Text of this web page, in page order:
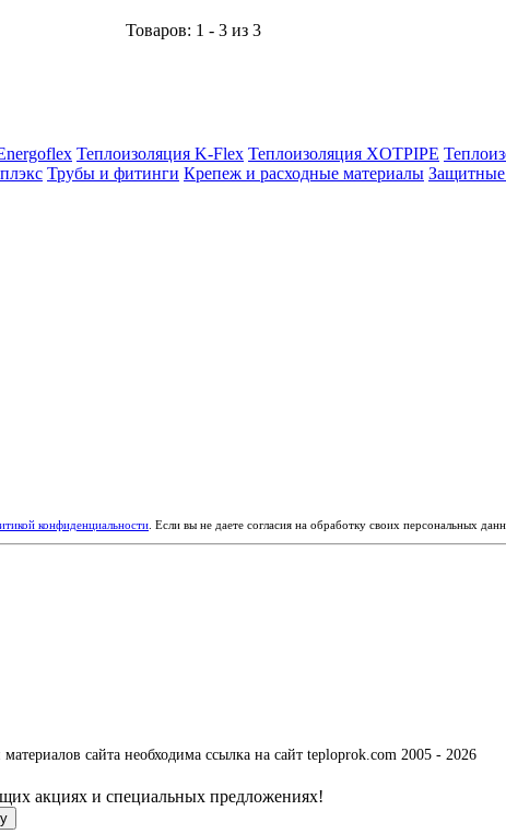
Товаров: 1 - 3 из 3
Теплоизоляция K-Flex Теплоизоляция XOTPIPE
Трубы и фитинги Крепеж и расходные материалы
конфиденциальности . Если вы не даете согласия на обработку своих персональных
сайта необходима ссылка на сайт teploprok.com 2005 - 2026
акциях и специальных предложениях!